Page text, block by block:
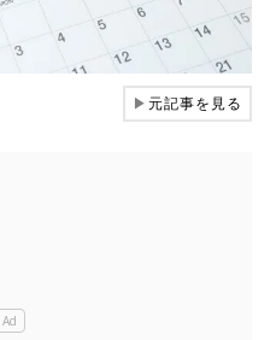
▶元記事を見る